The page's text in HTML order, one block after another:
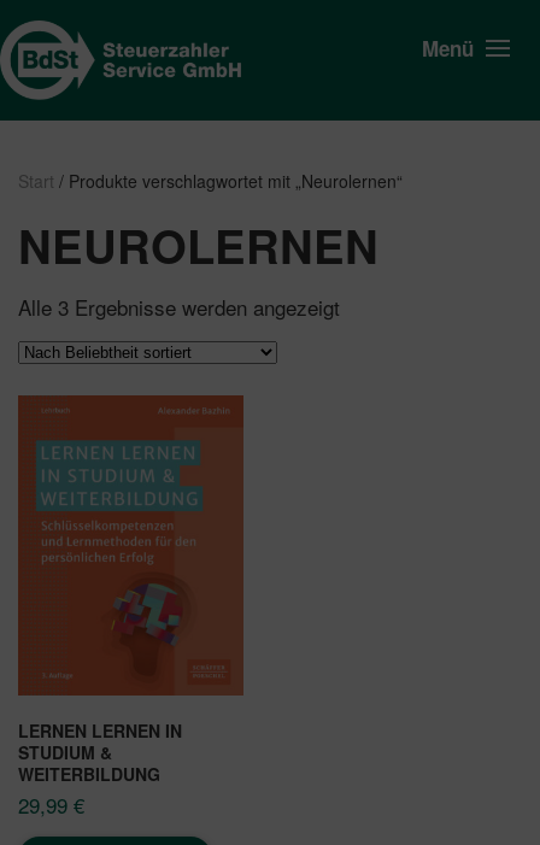
Menü
Start / Produkte verschlagwortet mit „Neurolernen“
NEUROLERNEN
Alle 3 Ergebnisse werden angezeigt
LERNEN LERNEN IN
STUDIUM &
WEITERBILDUNG
29,99 €